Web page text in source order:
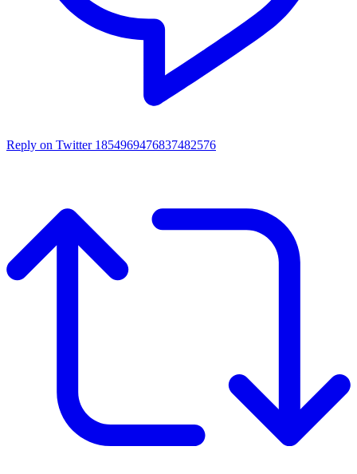
Reply on Twitter 1854969476837482576